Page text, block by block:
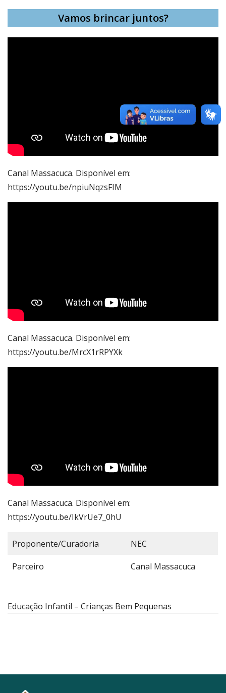
Vamos brincar juntos?
Canal Massacuca. Disponível em:
https://youtu.be/npiuNqzsFIM
Canal Massacuca. Disponível em:
https://youtu.be/MrcX1rRPYXk
Canal Massacuca. Disponível em:
https://youtu.be/IkVrUe7_0hU
Proponente/Curadoria NEC
Parceiro Canal Massacuca
Educação Infantil – Crianças Bem Pequenas